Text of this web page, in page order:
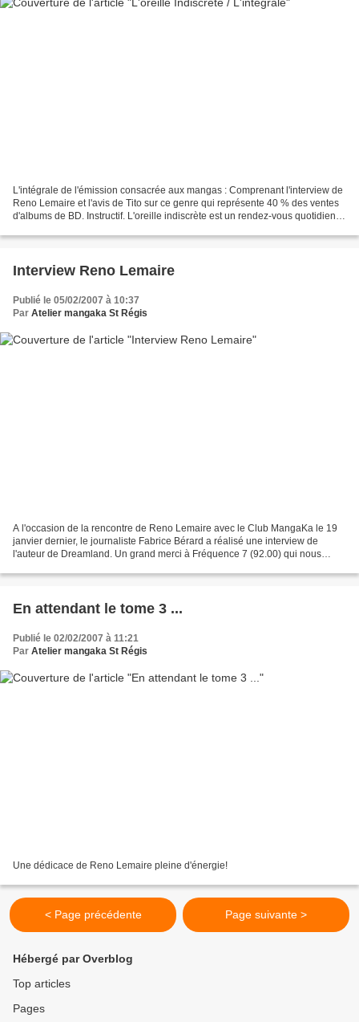
L'intégrale de l'émission consacrée aux mangas : Comprenant l'interview de
Reno Lemaire et l'avis de Tito sur ce genre qui représente 40 % des ventes
d'albums de BD. Instructif. L'oreille indiscrète est un rendez-vous quotidien à
Interview Reno Lemaire
Publié le 05/02/2007 à 10:37
Par Atelier mangaka St Régis
A l'occasion de la rencontre de Reno Lemaire avec le Club MangaKa le 19
janvier dernier, le journaliste Fabrice Bérard a réalisé une interview de
l'auteur de Dreamland. Un grand merci à Fréquence 7 (92.00) qui nous
blog.com/xxxyyy/0/23/87/09/interview-reno-lemaire.wma...
En attendant le tome 3 ...
Publié le 02/02/2007 à 11:21
Par Atelier mangaka St Régis
Une dédicace de Reno Lemaire pleine d'énergie!
< Page précédente Page suivante >
Hébergé par Overblog
Top articles
Pages